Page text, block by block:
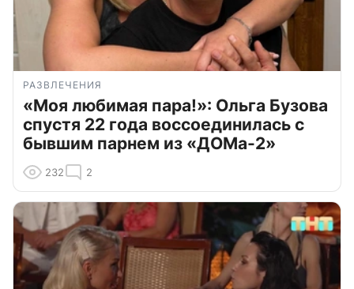
РАЗВЛЕЧЕНИЯ
«Моя любимая пара!»: Ольга Бузова
спустя 22 года воссоединилась с
бывшим парнем из «ДОМа-2»
232 2